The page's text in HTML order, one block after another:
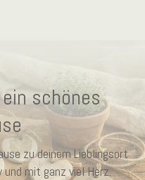
schönes
zu deinem Lieblingsort
mit ganz viel Herz.